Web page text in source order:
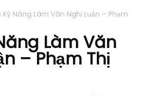
Kỹ Năng Làm Văn Nghị Luận – Phạm
Làm Văn
– Phạm Thị